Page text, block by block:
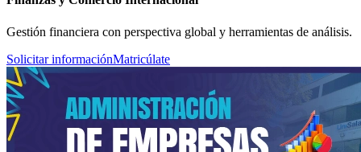
Gestión financiera con perspectiva global y herramientas de análisis.
Solicitar informaciónMatricúlate